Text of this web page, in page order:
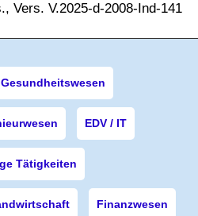
Vers. V.2025-d-2008-Ind-141
EDV / IT
Tätigkeiten
Finanzwesen